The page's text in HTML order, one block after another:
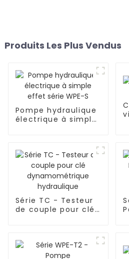
Produits Les Plus Vendus
Pompe hydraulique
électrique à simple
Série TC - Testeur
de couple pour clé